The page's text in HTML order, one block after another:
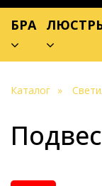
БРА
Каталог